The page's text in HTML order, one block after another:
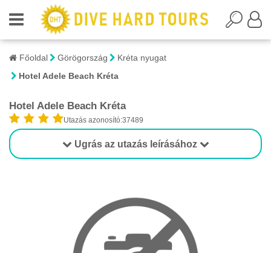
Főoldal Görögország
Kréta nyugat
Hotel Adele Beach Kréta
Hotel Adele Beach Kréta
Utazás azonosító:37489
Ugrás az utazás leírásához